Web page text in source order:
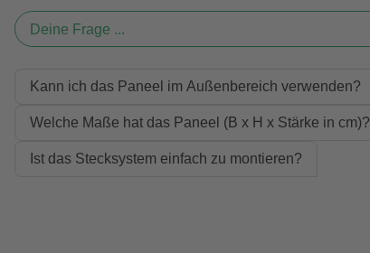
Deine Frage ...
Kann ich das Paneel im Außenbereich verwenden?
Welche Maße hat das Paneel (B x H x Stärke in cm)?
Ist das Stecksystem einfach zu montieren?